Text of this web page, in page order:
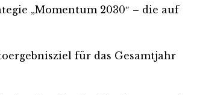
„Momentum 2030″ – die auf
für das Gesamtjahr